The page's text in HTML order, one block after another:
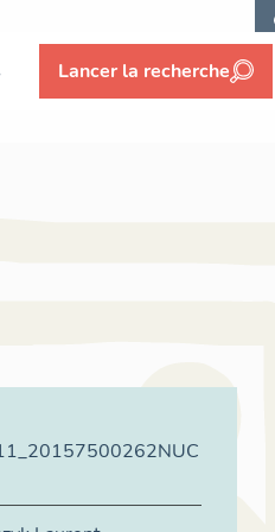
Lancer la recherche